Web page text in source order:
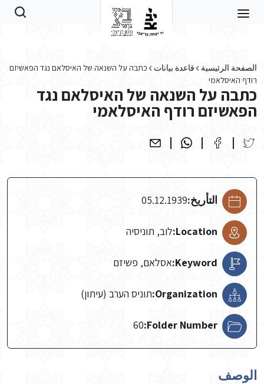
الصفحة الرئيسية قاعدة بيانات
כתבה על השנאה של האיסלאם נגד הפאשיזם
רודף האיסלאמי
כתבה על השנאה של האיסלאם נגד
הפאשיזם רודף האיסלאמי
التأريخ:05.12.1939
Location: לוב, תוניסיה
Keyword: אסלאם, פשיזם
Organization: תוניס הערב (עיתון)
Folder Number:
60
الوصف